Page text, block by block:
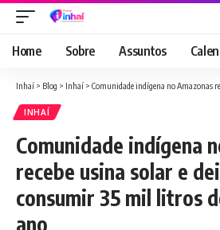
Home Sobre Assuntos
Inhaí > Blog > Inhaí > Comunidade indígena no Amazonas recebe usina
INHAÍ
Comunidade indígena
recebe usina solar e
consumir 35 mil litros
ano